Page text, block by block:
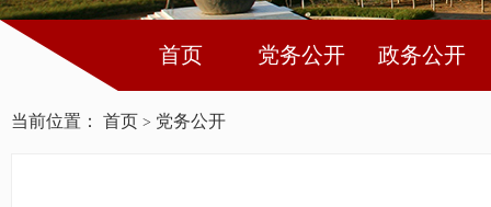
首页 党务公开 政务公开
当前位置： 首页 > 党务公开